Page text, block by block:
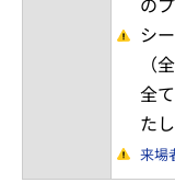
シ
（
全
た
来場